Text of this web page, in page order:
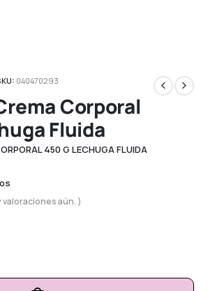
040470293
Corporal
Fluida
450 G LECHUGA FLUIDA
valoraciones aún. )